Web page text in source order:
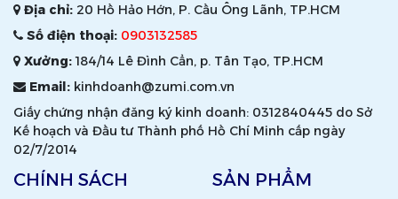
Địa chỉ: 20 Hồ Hảo Hớn, P. Cầu Ông Lãnh, TP.HCM
Số điện thoại: 0903132585
Xưởng:184/14 Lê Đình Cẩn, p. Tân Tạo, TP.HCM
Email: kinhdoanh@zumi.com.vn
Giấy chứng nhận đăng ký kinh doanh: 0312840445 do Sở
Kế hoạch và Đầu tư Thành phố Hồ Chí Minh cấp ngày
02/7/2014
CHÍNH SÁCH SẢN PHẨM